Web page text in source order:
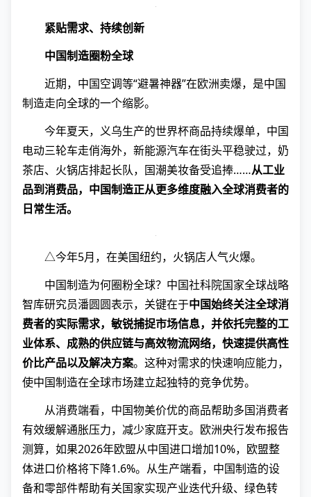
紧贴需求、持续创新
中国制造圈粉全球
近期，中国空调等“避暑神器”在欧洲卖爆，是中国
制造走向全球的一个缩影。
今年夏天，义乌生产的世界杯商品持续爆单，中国
电动三轮车走俏海外，新能源汽车在街头平稳驶过，奶
茶店、火锅店排起长队，国潮美妆备受追捧……从工业
品到消费品，中国制造正从更多维度融入全球消费者的
日常生活。
△今年5月，在美国纽约，火锅店人气火爆。
中国制造为何圈粉全球？中国社科院国家全球战略
智库研究员潘圆圆表示，关键在于中国始终关注全球消
费者的实际需求，敏锐捕捉市场信息，并依托完整的工
业体系、成熟的供应链与高效物流网络，快速提供高性
价比产品以及解决方案。这种对需求的快速响应能力，
使中国制造在全球市场建立起独特的竞争优势。
从消费端看，中国物美价优的商品帮助多国消费者
有效缓解通胀压力，减少家庭开支。欧洲央行发布报告
测算，如果2026年欧盟从中国进口增加10%，欧盟整
体进口价格将下降1.6%。从生产端看，中国制造的设
备和零部件帮助有关国家实现产业迭代升级、绿色转